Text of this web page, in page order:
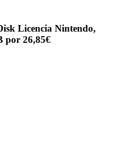
Licencia Nintendo,
por 26,85€